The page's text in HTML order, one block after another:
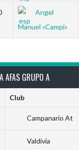
Angel
Manuel «Campi»
AFAS GRUPO A
Club
Campanario At
Valdivia